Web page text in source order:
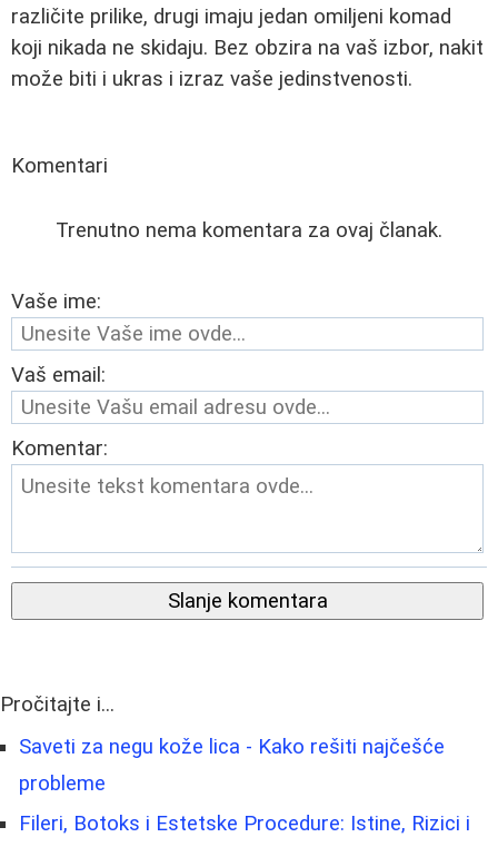
različite prilike, drugi imaju jedan omiljeni komad
koji nikada ne skidaju. Bez obzira na vaš izbor, nakit
može biti i ukras i izraz vaše jedinstvenosti.
Komentari
Trenutno nema komentara za ovaj članak.
Vaše ime:
Vaš email:
Komentar:
Slanje komentara
Pročitajte i...
Saveti za negu kože lica - Kako rešiti najčešće
probleme
Fileri, Botoks i Estetske Procedure: Istine, Rizici i